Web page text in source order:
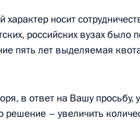
Председателем
Менфи
года, 21:30
Президентом ЦАР
характер носит
российских вузах
пять лет выделяемая
в ответ на Вашу
решение – увеличить